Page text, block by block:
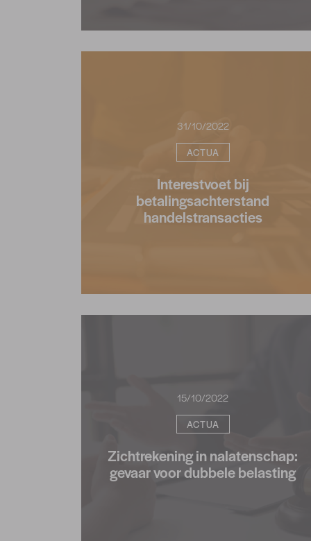
31/10/2022
ACTUA
Interestvoet bij
betalingsachterstand
handelstransacties
15/10/2022
ACTUA
Zichtrekening in nalatenschap:
gevaar voor dubbele belasting